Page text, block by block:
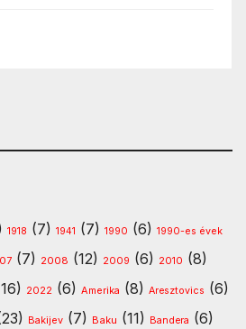
1918 (7) 1941 (7) 1990 (6) 1990-es évek
(7) 2008 (12) 2009 (6) 2010 (8)
2022 (6) Amerika (8) Aresztovics (6)
Bakijev (7) Baku (11) Bandera (6)